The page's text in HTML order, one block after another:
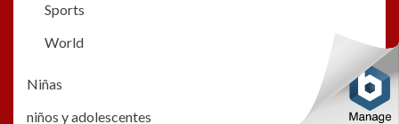
Sports
World
Niñas
niños y adolescentes